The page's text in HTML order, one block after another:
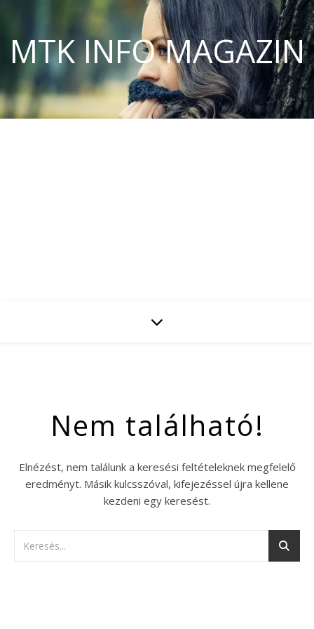
MTK INFO MAGAZIN
Nem található!
Elnézést, nem találunk a keresési feltételeknek megfelelő
eredményt. Másik kulcsszóval, kifejezéssel újra kellene
kezdeni egy keresést.